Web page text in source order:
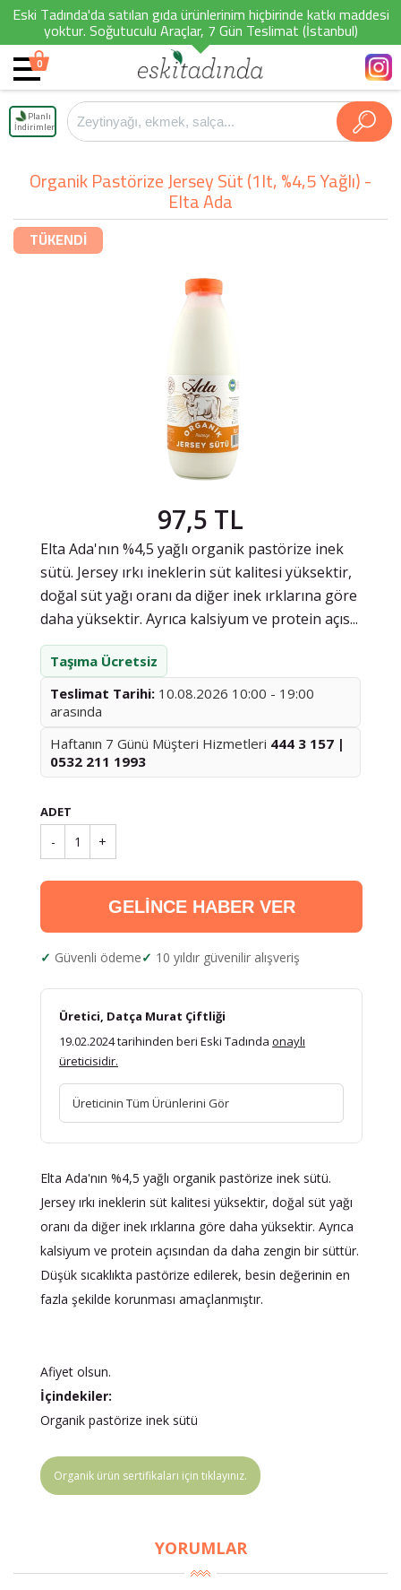
Eski Tadında'da satılan gıda ürünlerinim hiçbirinde katkı maddesi
yoktur. Soğutuculu Araçlar, 7 Gün Teslimat (İstanbul)
0
Planlı
İndirimler
Organik Pastörize Jersey Süt (1lt, %4,5 Yağlı) -
Elta Ada
TÜKENDİ
97,5 TL
Elta Ada'nın %4,5 yağlı organik pastörize inek
sütü. Jersey ırkı ineklerin süt kalitesi yüksektir,
doğal süt yağı oranı da diğer inek ırklarına göre
daha yüksektir. Ayrıca kalsiyum ve protein açıs...
Taşıma Ücretsiz
Teslimat Tarihi: 10.08.2026 10:00 - 19:00
arasında
Haftanın 7 Günü Müşteri Hizmetleri 444 3 157 |
0532 211 1993
ADET
- 1 +
GELİNCE HABER VER
Güvenli ödeme 10 yıldır güvenilir alışveriş
Üretici, Datça Murat Çiftliği
19.02.2024 tarihinden beri Eski Tadında onaylı
üreticisidir.
Üreticinin Tüm Ürünlerini Gör
Elta Ada'nın %4,5 yağlı organik pastörize inek sütü.
Jersey ırkı ineklerin süt kalitesi yüksektir, doğal süt yağı
oranı da diğer inek ırklarına göre daha yüksektir. Ayrıca
kalsiyum ve protein açısından da daha zengin bir süttür.
Düşük sıcaklıkta pastörize edilerek, besin değerinin en
fazla şekilde korunması amaçlanmıştır.
Afiyet olsun.
İçindekiler:
Organik pastörize inek sütü
Organik ürün sertifikaları için tıklayınız.
YORUMLAR